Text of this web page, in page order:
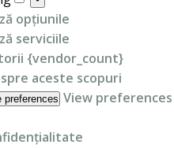
opțiunile
serviciile
{vendor_count}
aceste scopuri
preferences View preferences